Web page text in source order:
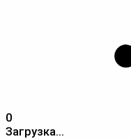
0
Загрузка...